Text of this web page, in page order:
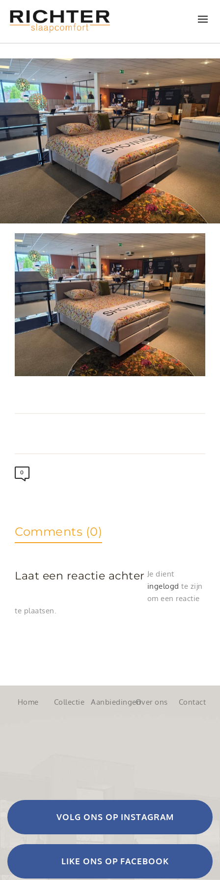
0
Comments (0)
Laat een reactie achter Je dient
ingelogd te zijn
om een reactie
te plaatsen.
Home Collectie AanbiedingenOver ons Contact
VOLG ONS OP INSTAGRAM
LIKE ONS OP FACEBOOK